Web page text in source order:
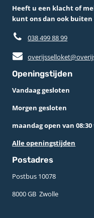
Heeft u een klacht of
kunt ons dan ook
038 499 88 99
Openingstijden
Vandaag gesloten
Morgen gesloten
maandag open van 08:30
Alle openingstijden
Postadres
Postbus 10078 ­
8000 GB ­ Zwolle